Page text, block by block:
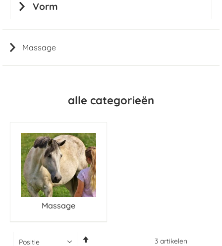
alle categorieën
Massage
3 artikelen
Massage
Vorm